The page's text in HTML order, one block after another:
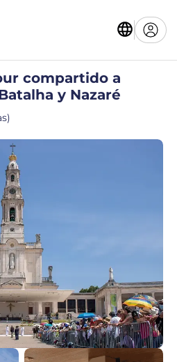
compartido a
y Nazaré